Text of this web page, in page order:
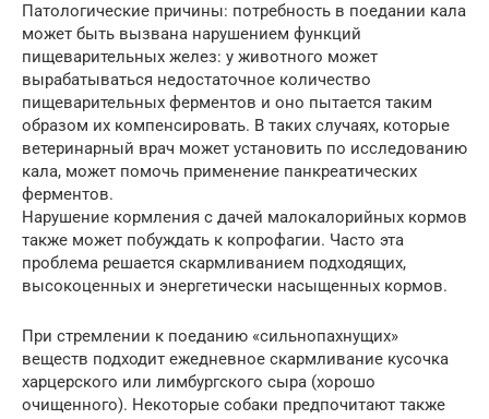
Патологические причины: потребность в поедании кала
может быть вызвана нарушением функций
пищеварительных желез: у животного может
вырабатываться недостаточное количество
пищеварительных ферментов и оно пытается таким
образом их компенсировать. В таких случаях, которые
ветеринарный врач может установить по исследованию
кала, может помочь применение панкреатических
ферментов.
Нарушение кормления с дачей малокалорийных кормов
также может побуждать к копрофагии. Часто эта
проблема решается скармливанием подходящих,
высокоценных и энергетически насыщенных кормов.
При стремлении к поеданию «сильнопахнущих»
веществ подходит ежедневное скармливание кусочка
харцерского или лимбургского сыра (хорошо
очищенного). Некоторые собаки предпочитают также